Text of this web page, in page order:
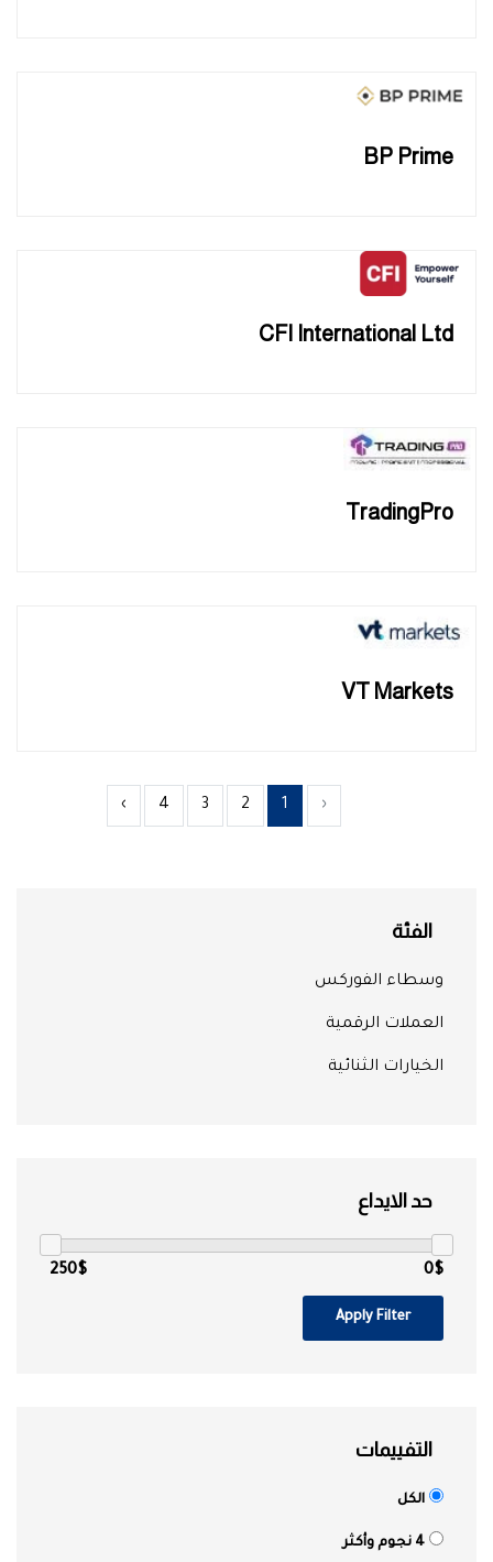
BP Prime
CFI International Ltd
TradingPro
VT Markets
‹
1
2
3
4
›
الفئة
وسطاء الفوركس
العملات الرقمية
الخيارات الثنائية
حد الايداع
0$
250$
Apply Filter
التفييمات
الكل
4 نجوم وأكثر